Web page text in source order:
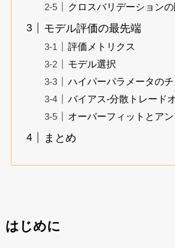
クロスバリデーション
モデル評価の最先端
評価メトリクス
モデル選択
ハイパーパラメータの
バイアス-分散トレード
オーバーフィットとア
まとめ
はじめに